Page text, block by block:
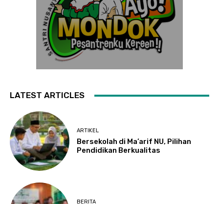
LATEST ARTICLES
ARTIKEL
Bersekolah di Ma’arif NU, Pilihan
Pendidikan Berkualitas
BERITA